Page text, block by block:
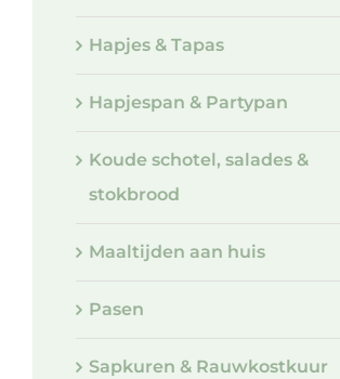
Hapjes & Tapas
Hapjespan & Partypan
Koude schotel, salades &
stokbrood
Maaltijden aan huis
Pasen
Sapkuren & Rauwkostkuur